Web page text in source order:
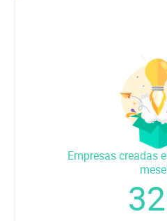
Empresas creadas